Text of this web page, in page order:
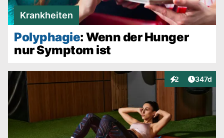
Krankheiten
Polyphagie: Wenn der Hunger
nur Symptom ist
2
Interaktionen
Artikel
347d